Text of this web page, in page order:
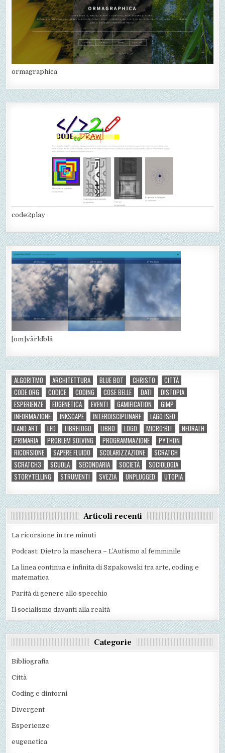
ormagraphica
code2play
[om]världblå
ALGORITMO ARCHITETTURA BLUE BOT CHRISTO
CITTÀ
CODE.ORG
CODICE CODING COSE BELLE DATI
DISTOPIA
ESPERIENZE
EUGENETICA EVENTI GAMIFICATION
GIMP
INFORMAZIONE
INKSCAPE INTERDISCIPLINARE
LAGO ISEO
LAND ART
LED LIBRELOGO LIBRO LOGO MICRO:BIT
NEURATH
PRIMARIA
PROBLEM SOLVING PROGRAMMAZIONE
PYTHON
RICORSIONE
SAPERE FLUIDO SCOLARIZZAZIONE
SCRATCH
SCRATCH3
SCUOLA SECONDARIA SOCIETÀ
SOCIOLOGIA
STORYTELLING
STRUMENTI SVEZIA UNPLUGGED UTOPIA
Articoli recenti
La ricorsione in tre minuti
Podcast: Dietro la maschera – L’Autismo al femminile
La linea continua e infinita di Szpakowski tra arte, coding e
matematica
Parità di genere allo specchio
Il socialismo davanti alla realtà
Categorie
Bibliografia
Città
Coding e dintorni
Divergent
Esperienze
eugenetica